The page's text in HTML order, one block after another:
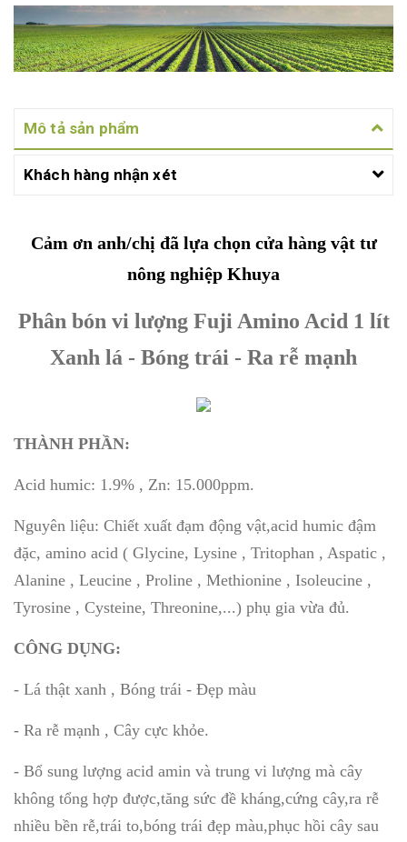
Mô tả sản phẩm
Khách hàng nhận xét
Cảm ơn anh/chị đã lựa chọn cửa hàng vật tư
nông nghiệp Khuya
Phân bón vi lượng Fuji Amino Acid 1 lít
Xanh lá - Bóng trái - Ra rễ mạnh
THÀNH PHẦN:
Acid humic: 1.9% , Zn: 15.000ppm.
Nguyên liệu: Chiết xuất đạm động vật,acid humic đậm
đặc, amino acid ( Glycine, Lysine , Tritophan , Aspatic ,
Alanine , Leucine , Proline , Methionine , Isoleucine ,
Tyrosine , Cysteine, Threonine,...) phụ gia vừa đủ.
CÔNG DỤNG:
- Lá thật xanh , Bóng trái - Đẹp màu
- Ra rễ mạnh , Cây cực khỏe.
- Bổ sung lượng acid amin và trung vi lượng mà cây
không tổng hợp được,tăng sức đề kháng,cứng cây,ra rễ
nhiều bền rễ,trái to,bóng trái đẹp màu,phục hồi cây sau